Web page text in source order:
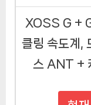
XOSS G +
클링 속도계,
스 ANT +